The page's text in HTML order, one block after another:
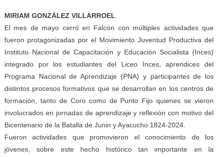
MIRIAM GONZÁLEZ VILLARROEL
El mes de mayo cerró en Falcón con múltiples actividades que
fueron protagonizadas por el Movimiento Juventud Productiva del
Instituto Nacional de Capacitación y Educación Socialista (Inces)
integrado por los estudiantes del Liceo Inces, aprendices del
Programa Nacional de Aprendizaje (PNA) y participantes de los
distintos procesos formativos que se desarrollan en los centros de
formación, tanto de Coro como de Punto Fijo quienes se vieron
involucrados en jornadas de aprendizaje y reflexión con motivo del
Bicentenario de la Batalla de Junin y Ayacucho 1824-2024.
Fueron actividades que promovieron el conocimiento de los
jóvenes, sobre este hecho histórico tan importante en la